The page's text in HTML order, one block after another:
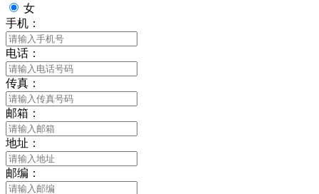
女
手机：
电话：
传真：
邮箱：
地址：
邮编：